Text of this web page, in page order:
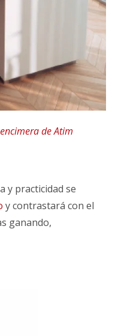
de Atim
y practicidad se
y contrastará con el
ganando,